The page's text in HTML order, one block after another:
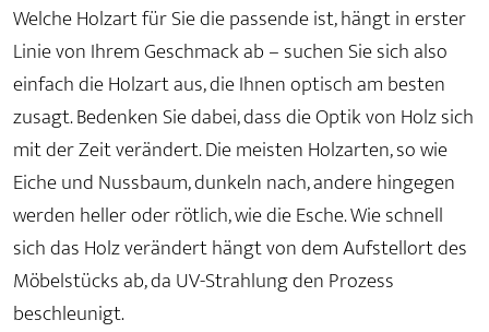
Welche Holzart für Sie die passende ist, hängt in erster
Linie von Ihrem Geschmack ab – suchen Sie sich also
einfach die Holzart aus, die Ihnen optisch am besten
zusagt. Bedenken Sie dabei, dass die Optik von Holz sich
mit der Zeit verändert. Die meisten Holzarten, so wie
Eiche und Nussbaum, dunkeln nach, andere hingegen
werden heller oder rötlich, wie die Esche. Wie schnell
sich das Holz verändert hängt von dem Aufstellort des
Möbelstücks ab, da UV-Strahlung den Prozess
beschleunigt.